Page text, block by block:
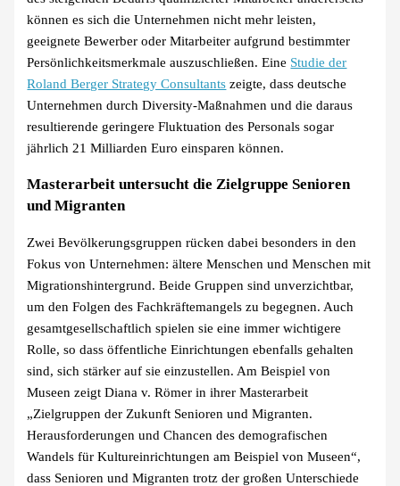
können es sich die Unternehmen nicht mehr leisten,
geeignete Bewerber oder Mitarbeiter aufgrund bestimmter
Persönlichkeitsmerkmale auszuschließen. Eine Studie der
Roland Berger Strategy Consultants zeigte, dass deutsche
Unternehmen durch Diversity-Maßnahmen und die daraus
resultierende geringere Fluktuation des Personals sogar
jährlich 21 Milliarden Euro einsparen können.
Masterarbeit untersucht die Zielgruppe Senioren
und Migranten
Zwei Bevölkerungsgruppen rücken dabei besonders in den
Fokus von Unternehmen: ältere Menschen und Menschen mit
Migrationshintergrund. Beide Gruppen sind unverzichtbar,
um den Folgen des Fachkräftemangels zu begegnen. Auch
gesamtgesellschaftlich spielen sie eine immer wichtigere
Rolle, so dass öffentliche Einrichtungen ebenfalls gehalten
sind, sich stärker auf sie einzustellen. Am Beispiel von
Museen zeigt Diana v. Römer in ihrer Masterarbeit
„Zielgruppen der Zukunft Senioren und Migranten.
Herausforderungen und Chancen des demografischen
Wandels für Kultureinrichtungen am Beispiel von Museen“,
dass Senioren und Migranten trotz der großen Unterschiede